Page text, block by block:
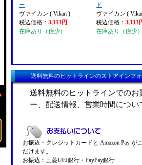
ー
ヴァイカン ( Vikan )
税込価格： 3,113円
在庫あり（僅少）
ド
ヴァイカン (
税込価格：3,113
在庫あり（僅少
送料無料のヒットラインのストアインフ
送料無料のヒットラインでの
ー、配送情報、営業時間につ
お振込・クレジットカードと Amazon Pay が
だけます。
お振込：三菱UFJ銀行・PayPay銀行